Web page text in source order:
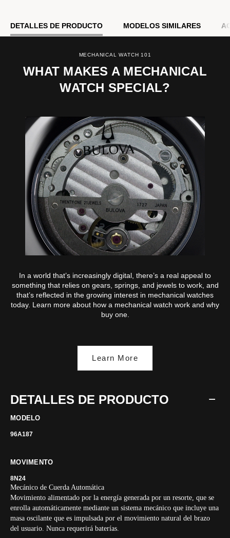
DETALLES DE PRODUCTO MODELOS SIMILARES
MECHANICAL WATCH 101
WHAT MAKES A MECHANICAL
WATCH SPECIAL?
In a world that’s increasingly digital, there’s a real appeal to
something that relies on gears, springs, and jewels to work, and
that’s reflected in the growing interest in mechanical watches
today. Learn more about how a mechanical watch work and why
buy one.
Learn More
DETALLES DE PRODUCTO
MODELO
96A187
MOVIMENTO
8N24
Mecánico de Cuerda Automática
Movimiento alimentado por la energía generada por un resorte, que se
enrolla automáticamente mediante un sistema mecánico que incluye una
masa oscilante que es impulsada por el movimiento natural del brazo
del usuario. Nunca requerirá baterías.